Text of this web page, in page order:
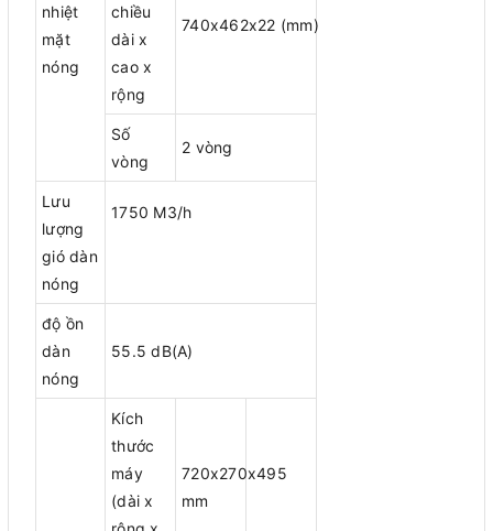
nhiệt
mặt
nóng
chiều
dài x
cao x
rộng
740x462x22 (mm)
Số
vòng
2 vòng
Lưu
lượng
gió dàn
nóng
1750 M3/h
độ ồn
dàn
nóng
55.5 dB(A)
Kích
thước
máy
(dài x
720x270x495
mm